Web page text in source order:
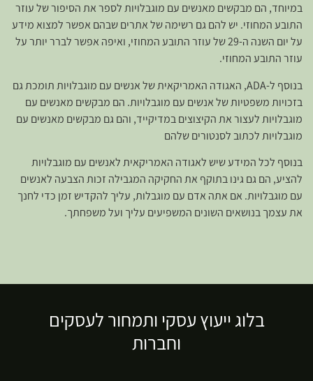
במיוחד, הם מבקשים מאנשים עם מוגבלויות לספר את הסיפור של עוזר
התובע המחוזי. יש להם גם רשימה של אתרים שבהם אפשר למצוא מידע
על יום השנה ה-29 של עוזר התובע המחוזי, ואיפה אפשר לברר יותר על
עוזר התובע המחוזי.
בנוסף ל-ADA, האגודה האמריקאית של אנשים עם מוגבלויות תומכת גם
בזכויות משפטיות של אנשים עם מוגבלויות. הם מבקשים מאנשים עם
מוגבלויות לעצור את הקיצוצים במדיקייד, והם גם מבקשים מאנשים עם
מוגבלויות לכתוב לסנטורים שלהם
בנוסף לכל המידע שיש לאגודה האמריקאית לאנשים עם מוגבלויות
להציע, הם גם גינו בתוקף את החקיקה המגבילה זכות הצבעה לאנשים
עם מוגבלויות. אם אתה אדם עם מוגבלות, עליך להקדיש זמן כדי לחנך
את עצמך בנושאים השונים המשפיעים עליך ועל משפחתך.
בלוג ייעוץ עסקי ותמחור לעסקים
וחברות